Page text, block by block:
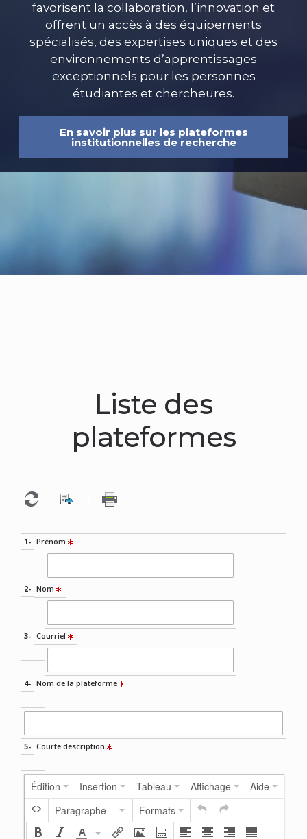
favorisent la collaboration, l’innovation et
offrent un accès à des équipements
spécialisés, des expertises uniques et des
environnements d’apprentissages
exceptionnels pour les personnes
étudiantes et chercheures.
En savoir plus sur les plateformes
institutionnelles de recherche
Liste des
plateformes
1- Prénom
2- Nom
3- Courriel
4- Nom de la plateforme
5- Courte description
Édition Insertion Tableau Affichage
Aide
Paragraphe
Formats